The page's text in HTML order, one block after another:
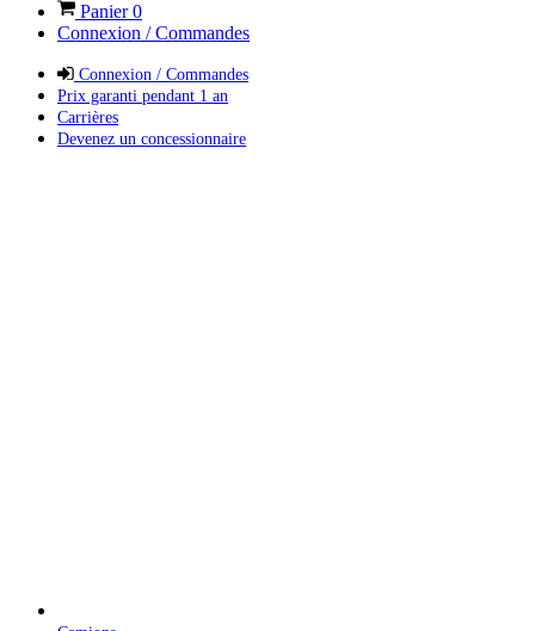
Panier0
Connexion / Commandes
Connexion / Commandes
Prix garanti pendant 1 an
Carrières
Devenez un concessionnaire